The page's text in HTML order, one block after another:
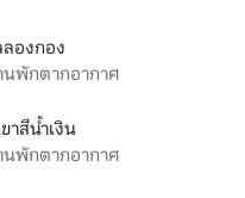
องกอง
นพักตากอากาศ
าสีน้ำเงิน
นพักตากอากาศ